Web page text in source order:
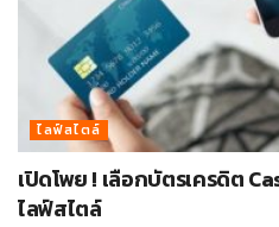
ไลฟ์สไตล์
เปิดโพย ! เลือกบัตรเครดิต
ไลฟ์สไตล์